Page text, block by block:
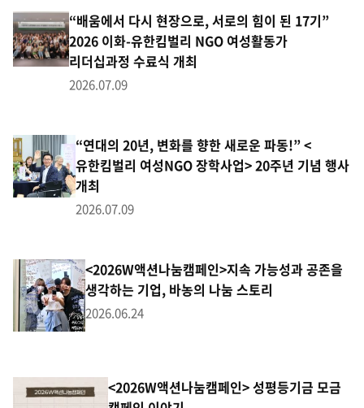
“배움에서 다시 현장으로, 서로의 힘이 된 17기”
2026 이화-유한킴벌리 NGO 여성활동가
리더십과정 수료식 개최
2026.07.09
“연대의 20년, 변화를 향한 새로운 파동!” <
유한킴벌리 여성NGO 장학사업> 20주년 기념 행사
개최
2026.07.09
<2026W액션나눔캠페인>지속 가능성과 공존을
생각하는 기업, 바농의 나눔 스토리
2026.06.24
<2026W액션나눔캠페인> 성평등기금 모금